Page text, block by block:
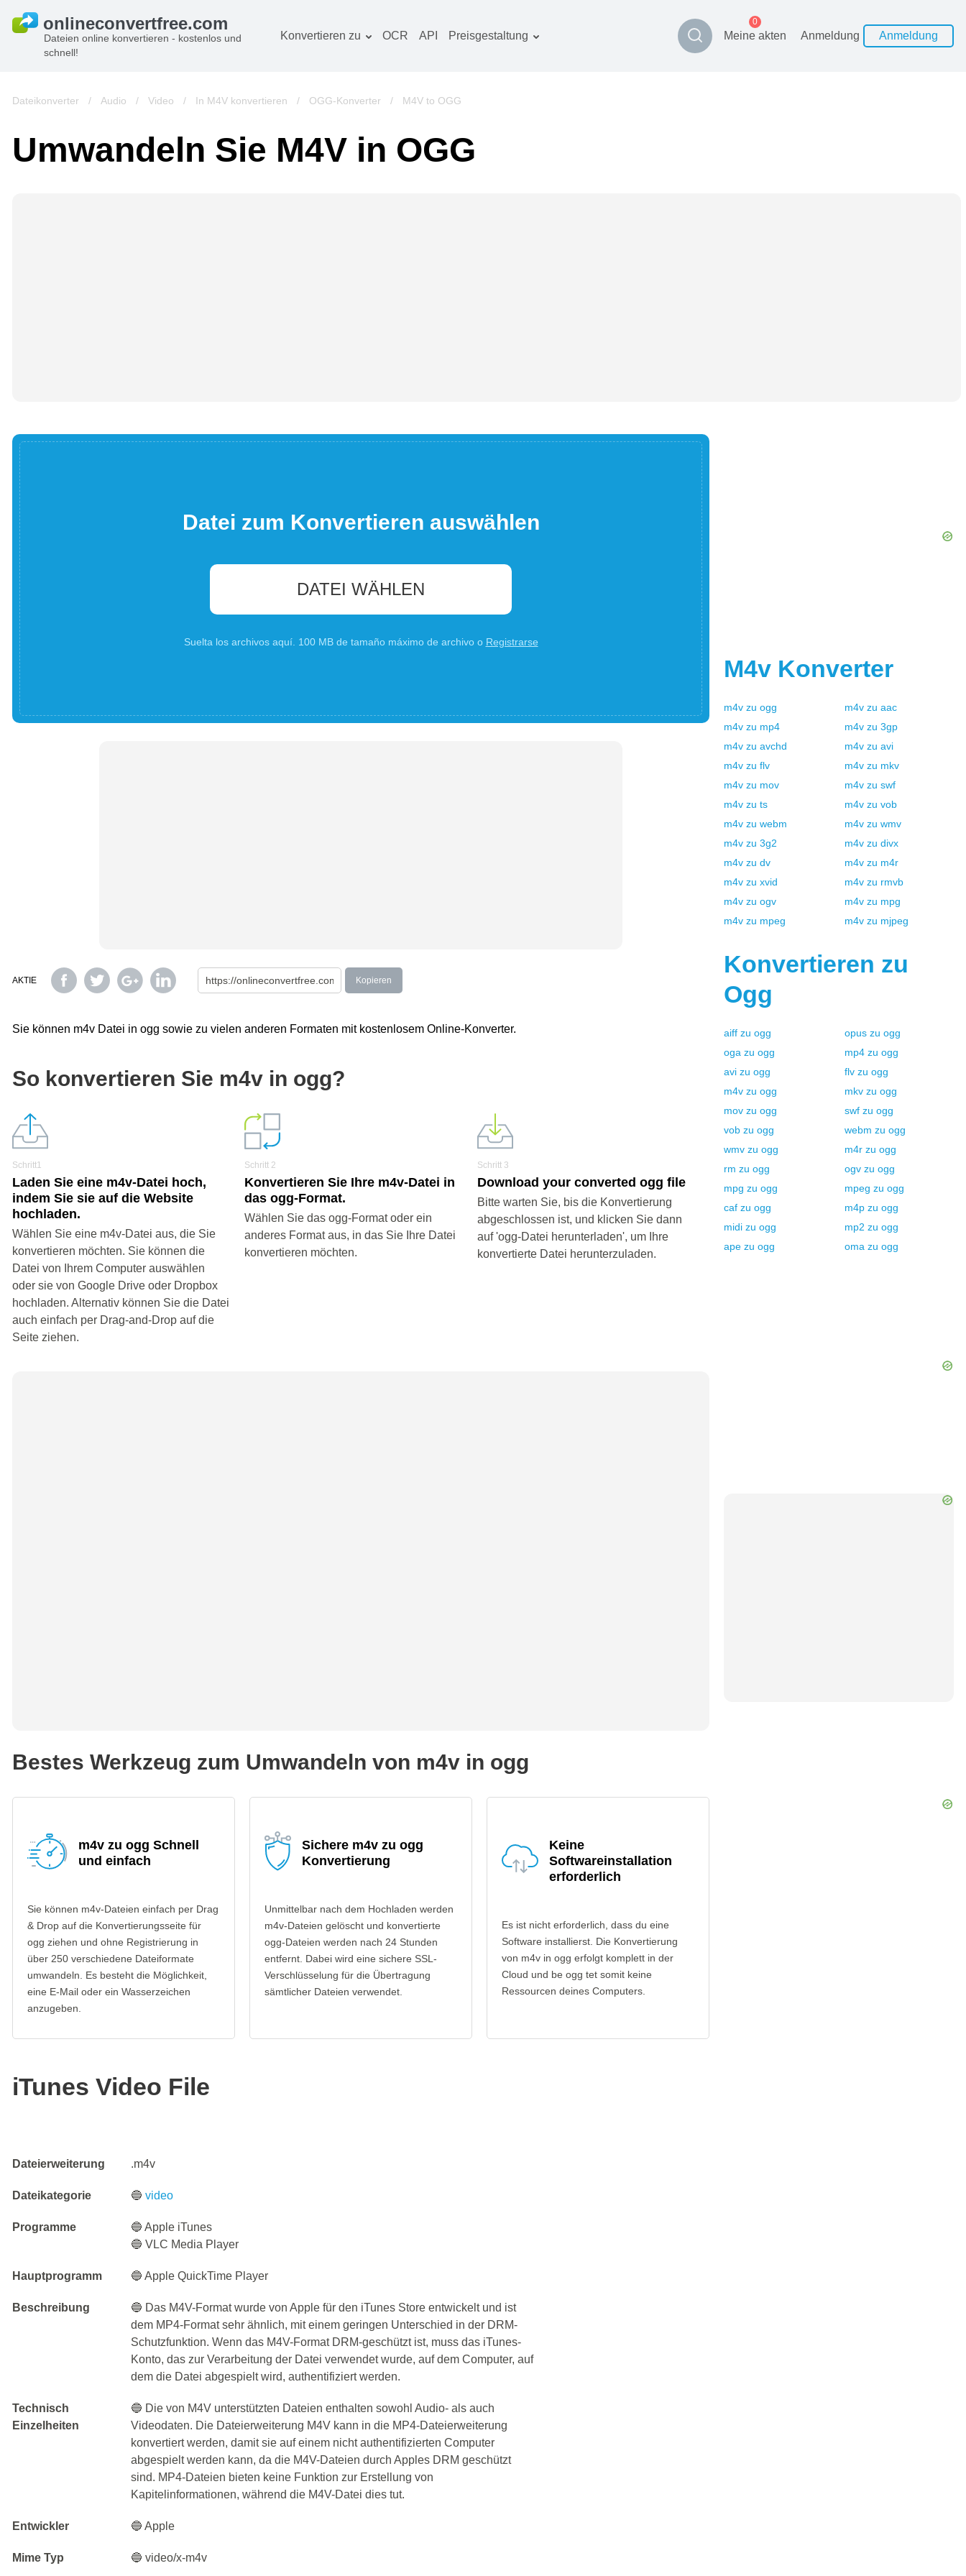
Dateien online konvertieren - kostenlos und
schnell!
Konvertieren zu
Bilderkonverter
Bücherkonverter
OCR API Preisgestaltung Meine akten
0
Anmeldung Anmeldung
Dateikonverter / Audio / Video / In M4V konvertieren / OGG-Konverter / M4V to OGG
Umwandeln Sie M4V in OGG
Datei zum Konvertieren auswählen
DATEI WÄHLEN
Suelta los archivos aquí. 100 MB de tamaño máximo de archivo o Registrarse
AKTIE Kopieren
Sie können m4v Datei in ogg sowie zu vielen anderen Formaten mit kostenlosem Online-Konverter.
So konvertieren Sie m4v in ogg?
Schritt1
Laden Sie eine m4v-Datei hoch,
indem Sie sie auf die Website
hochladen.
Wählen Sie eine m4v-Datei aus, die Sie
konvertieren möchten. Sie können die
Datei von Ihrem Computer auswählen
oder sie von Google Drive oder Dropbox
hochladen. Alternativ können Sie die Datei
auch einfach per Drag-and-Drop auf die
Seite ziehen.
Schritt 2
Konvertieren Sie Ihre m4v-Datei in
das ogg-Format.
Wählen Sie das ogg-Format oder ein
anderes Format aus, in das Sie Ihre Datei
konvertieren möchten.
Schritt 3
Download your converted ogg file
Bitte warten Sie, bis die Konvertierung
abgeschlossen ist, und klicken Sie dann
auf 'ogg-Datei herunterladen', um Ihre
konvertierte Datei herunterzuladen.
Bestes Werkzeug zum Umwandeln von m4v in ogg
m4v zu ogg Schnell
und einfach
Sie können m4v-Dateien einfach per Drag
& Drop auf die Konvertierungsseite für
ogg ziehen und ohne Registrierung in
über 250 verschiedene Dateiformate
umwandeln. Es besteht die Möglichkeit,
eine E-Mail oder ein Wasserzeichen
anzugeben.
Sichere m4v zu ogg
Konvertierung
Unmittelbar nach dem Hochladen werden
m4v-Dateien gelöscht und konvertierte
ogg-Dateien werden nach 24 Stunden
entfernt. Dabei wird eine sichere SSL-
Verschlüsselung für die Übertragung
sämtlicher Dateien verwendet.
Keine
Softwareinstallation
erforderlich
Es ist nicht erforderlich, dass du eine
Software installierst. Die Konvertierung
von m4v in ogg erfolgt komplett in der
Cloud und be ogg tet somit keine
Ressourcen deines Computers.
iTunes Video File
Dateierweiterung .m4v
Dateikategorie 🔵video
Programme
🔵 Apple iTunes
🔵 VLC Media Player
Hauptprogramm 🔵 Apple QuickTime Player
Beschreibung
🔵 Das M4V-Format wurde von Apple für den iTunes Store entwickelt und ist
dem MP4-Format sehr ähnlich, mit einem geringen Unterschied in der DRM-
Schutzfunktion. Wenn das M4V-Format DRM-geschützt ist, muss das iTunes-
Konto, das zur Verarbeitung der Datei verwendet wurde, auf dem Computer, auf
dem die Datei abgespielt wird, authentifiziert werden.
Technisch
Einzelheiten
🔵 Die von M4V unterstützten Dateien enthalten sowohl Audio- als auch
Videodaten. Die Dateierweiterung M4V kann in die MP4-Dateierweiterung
konvertiert werden, damit sie auf einem nicht authentifizierten Computer
abgespielt werden kann, da die M4V-Dateien durch Apples DRM geschützt
sind. MP4-Dateien bieten keine Funktion zur Erstellung von
Kapitelinformationen, während die M4V-Datei dies tut.
Entwickler 🔵 Apple
Mime Typ 🔵 video/x-m4v
M4v Konverter
m4v zu ogg m4v zu aac
m4v zu mp4 m4v zu 3gp
m4v zu avchd m4v zu avi
m4v zu flv m4v zu mkv
m4v zu mov m4v zu swf
m4v zu ts m4v zu vob
m4v zu webm m4v zu wmv
m4v zu 3g2 m4v zu divx
m4v zu dv m4v zu m4r
m4v zu xvid m4v zu rmvb
m4v zu ogv m4v zu mpg
m4v zu mpeg m4v zu mjpeg
Konvertieren zu
Ogg
aiff zu ogg opus zu ogg
oga zu ogg mp4 zu ogg
avi zu ogg flv zu ogg
m4v zu ogg mkv zu ogg
mov zu ogg swf zu ogg
vob zu ogg webm zu ogg
wmv zu ogg m4r zu ogg
rm zu ogg ogv zu ogg
mpg zu ogg mpeg zu ogg
caf zu ogg m4p zu ogg
midi zu ogg mp2 zu ogg
ape zu ogg oma zu ogg